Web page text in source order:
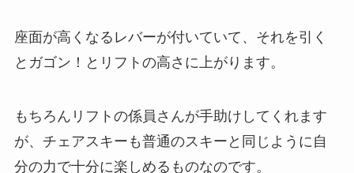
座面が高くなるレバーが付いていて、それを引く
とガゴン！とリフトの高さに上がります。
もちろんリフトの係員さんが手助けしてくれます
が、チェアスキーも普通のスキーと同じように自
分の力で十分に楽しめるものなのです。